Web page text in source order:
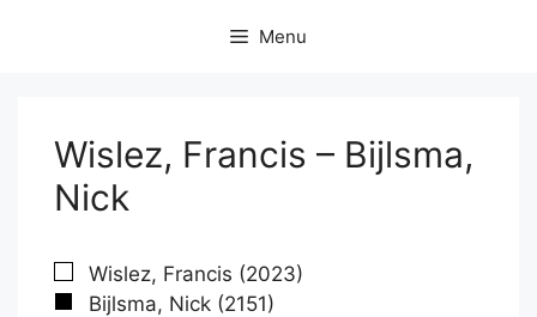
Menu
Wislez, Francis – Bijlsma,
Nick
Wislez, Francis (2023)
Bijlsma, Nick (2151)